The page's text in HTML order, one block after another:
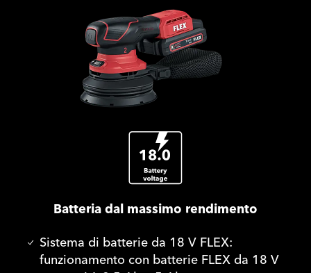
Batteria dal massimo rendimento
Sistema di batterie da 18 V FLEX:
funzionamento con batterie FLEX da 18 V